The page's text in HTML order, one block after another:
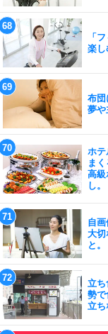
「
楽し
布団
夢や
ホテ
まく
高級
し。
自画
大切
と。
立ち
勢で
立ち